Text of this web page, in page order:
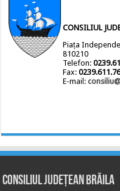
CONSILIUL
Piața
810210
Telefon:
Fax:
E-mail:
Consiliul Județean Brăila